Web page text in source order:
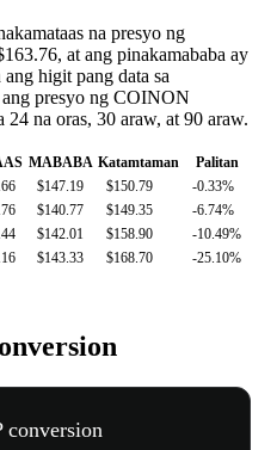
na presyo ng
at ang pinakamababa ay
higit pang data sa
ang presyo ng COINON
na oras, 30 araw, at 90 araw.
MABABA Katamtaman
Palitan
$147.19 $150.79
-0.33%
$140.77 $149.35
-6.74%
$142.01 $158.90
-10.49%
$143.33 $168.70 -25.10%
conversion